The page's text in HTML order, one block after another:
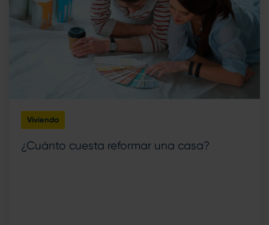
Vivienda
¿Cuánto cuesta reformar una casa?